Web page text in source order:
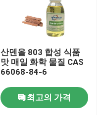
산덴올 803 합성 식품
맛 매일 화학 물질 CAS
66068-84-6
최고의 가격